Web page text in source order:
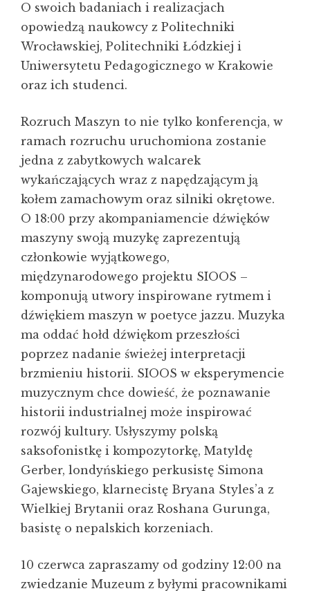
O swoich badaniach i realizacjach
opowiedzą naukowcy z Politechniki
Wrocławskiej, Politechniki Łódzkiej i
Uniwersytetu Pedagogicznego w Krakowie
oraz ich studenci.
Rozruch Maszyn to nie tylko konferencja, w
ramach rozruchu uruchomiona zostanie
jedna z zabytkowych walcarek
wykańczających wraz z napędzającym ją
kołem zamachowym oraz silniki okrętowe.
O 18:00 przy akompaniamencie dźwięków
maszyny swoją muzykę zaprezentują
członkowie wyjątkowego,
międzynarodowego projektu SIOOS –
komponują utwory inspirowane rytmem i
dźwiękiem maszyn w poetyce jazzu. Muzyka
ma oddać hołd dźwiękom przeszłości
poprzez nadanie świeżej interpretacji
brzmieniu historii. SIOOS w eksperymencie
muzycznym chce dowieść, że poznawanie
historii industrialnej może inspirować
rozwój kultury. Usłyszymy polską
saksofonistkę i kompozytorkę, Matyldę
Gerber, londyńskiego perkusistę Simona
Gajewskiego, klarnecistę Bryana Styles’a z
Wielkiej Brytanii oraz Roshana Gurunga,
basistę o nepalskich korzeniach.
10 czerwca zapraszamy od godziny 12:00 na
zwiedzanie Muzeum z byłymi pracownikami